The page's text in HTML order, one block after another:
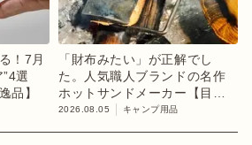
！7月
選
品】
「財布みたい」が正解でし
た。人気職人ブランドの名作
ホットサンドメーカー【目利
きのキャンプギア】
2026.08.05 キャンプ用品